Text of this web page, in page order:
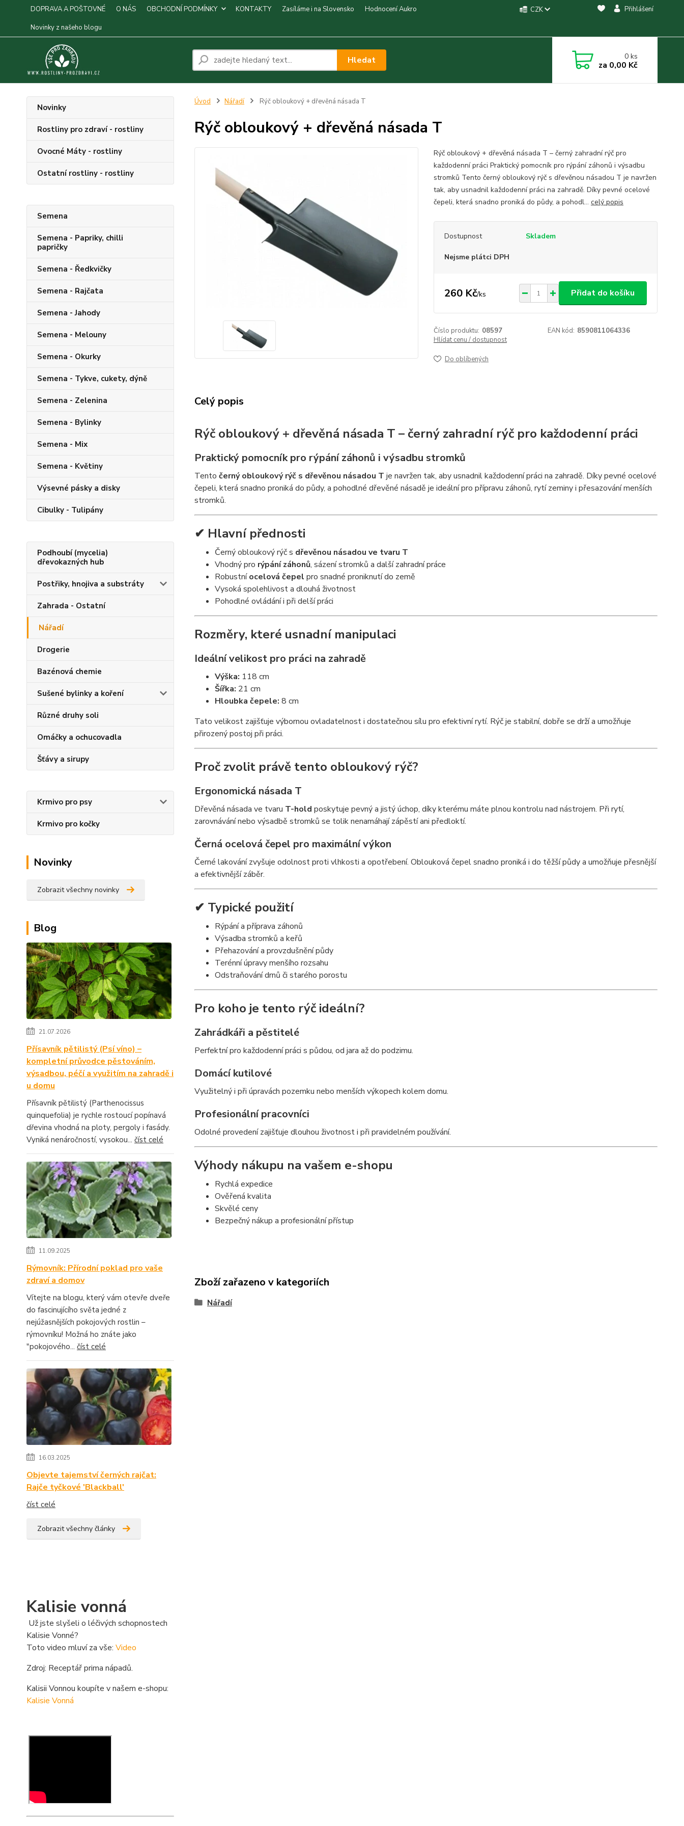
DOPRAVA A POŠTOVNÉ O NÁS OBCHODNÍ PODMÍNKY KONTAKTY Zasíláme i na Slovensko
Hodnocení Aukro
Novinky z našeho blogu
CZK Přihlášení
Hledat 0ks
za 0,00 Kč
Novinky
Rostliny pro zdraví - rostliny
Ovocné Máty - rostliny
Ostatní rostliny - rostliny
Semena
Semena - Papriky, chilli
papričky
Semena - Ředkvičky
Semena - Rajčata
Semena - Jahody
Semena - Melouny
Semena - Okurky
Semena - Tykve, cukety, dýně
Semena - Zelenina
Semena - Bylinky
Semena - Mix
Semena - Květiny
Výsevné pásky a disky
Cibulky - Tulipány
Podhoubí (mycelia)
dřevokazných hub
Postřiky, hnojiva a substráty
Zahrada - Ostatní
Nářadí
Drogerie
Bazénová chemie
Sušené bylinky a koření
Různé druhy soli
Omáčky a ochucovadla
Šťávy a sirupy
Krmivo pro psy
Krmivo pro kočky
Novinky
Zobrazit všechny novinky
Blog
21.07.2026
Přísavník pětilistý (Psí víno) –
kompletní průvodce pěstováním,
výsadbou, péčí a využitím na zahradě i
u domu
Přísavník pětilistý (Parthenocissus
quinquefolia) je rychle rostoucí popínavá
dřevina vhodná na ploty, pergoly i fasády.
Vyniká nenáročností, vysokou... číst celé
11.09.2025
Rýmovník: Přírodní poklad pro vaše
zdraví a domov
Vítejte na blogu, který vám otevře dveře
do fascinujícího světa jedné z
nejúžasnějších pokojových rostlin –
rýmovníku! Možná ho znáte jako
"pokojového... číst celé
16.03.2025
Objevte tajemství černých rajčat:
Rajče tyčkové 'Blackball'
číst celé
Zobrazit všechny články
Kalisie vonná
Už jste slyšeli o léčivých schopnostech
Kalisie Vonné?
Toto video mluví za vše: Video
Zdroj: Receptář prima nápadů.
Kalisii Vonnou koupíte v našem e-shopu:
Kalisie Vonná
Úvod Nářadí Rýč obloukový + dřevěná násada T
Rýč obloukový + dřevěná násada T
Rýč obloukový + dřevěná násada T – černý zahradní rýč pro
každodenní práci Praktický pomocník pro rýpání záhonů i výsadbu
stromků Tento černý obloukový rýč s dřevěnou násadou T je navržen
tak, aby usnadnil každodenní práci na zahradě. Díky pevné ocelové
čepeli, která snadno proniká do půdy, a pohodl... celý popis
Dostupnost Skladem
Nejsme plátci DPH
260 Kč/ks Přidat do košíku
Číslo produktu: 08597 EAN kód: 8590811064336
Hlídat cenu / dostupnost
Do oblíbených
Celý popis
Rýč obloukový + dřevěná násada T – černý zahradní rýč pro každodenní práci
Praktický pomocník pro rýpání záhonů i výsadbu stromků
Tento černý obloukový rýč s dřevěnou násadou T je navržen tak, aby usnadnil každodenní práci na zahradě. Díky pevné ocelové
čepeli, která snadno proniká do půdy, a pohodlné dřevěné násadě je ideální pro přípravu záhonů, rytí zeminy i přesazování menších
stromků.
✔ Hlavní přednosti
Černý obloukový rýč s dřevěnou násadou ve tvaru T
Vhodný pro rýpání záhonů, sázení stromků a další zahradní práce
Robustníocelová čepel pro snadné proniknutí do země
Vysoká spolehlivost a dlouhá životnost
Pohodlné ovládání i při delší práci
Rozměry, které usnadní manipulaci
Ideální velikost pro práci na zahradě
Výška: 118 cm
Šířka: 21 cm
Hloubka čepele: 8 cm
Tato velikost zajišťuje výbornou ovladatelnost i dostatečnou sílu pro efektivní rytí. Rýč je stabilní, dobře se drží a umožňuje
přirozený postoj při práci.
Proč zvolit právě tento obloukový rýč?
Ergonomická násada T
Dřevěná násada ve tvaru T-hold poskytuje pevný a jistý úchop, díky kterému máte plnou kontrolu nad nástrojem. Při rytí,
zarovnávání nebo výsadbě stromků se tolik nenamáhají zápěstí ani předloktí.
Černá ocelová čepel pro maximální výkon
Černé lakování zvyšuje odolnost proti vlhkosti a opotřebení. Oblouková čepel snadno proniká i do těžší půdy a umožňuje přesnější
a efektivnější záběr.
✔ Typické použití
Rýpání a příprava záhonů
Výsadba stromků a keřů
Přehazování a provzdušnění půdy
Terénní úpravy menšího rozsahu
Odstraňování drnů či starého porostu
Pro koho je tento rýč ideální?
Zahrádkáři a pěstitelé
Perfektní pro každodenní práci s půdou, od jara až do podzimu.
Domácí kutilové
Využitelný i při úpravách pozemku nebo menších výkopech kolem domu.
Profesionální pracovníci
Odolné provedení zajišťuje dlouhou životnost i při pravidelném používání.
Výhody nákupu na vašem e-shopu
Rychlá expedice
Ověřená kvalita
Skvělé ceny
Bezpečný nákup a profesionální přístup
Zboží zařazeno v kategoriích
Nářadí